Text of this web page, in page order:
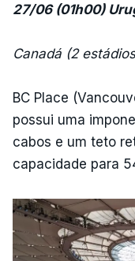
27/06 (01h00)
Canadá (2
BC Place
possui uma
cabos e um teto
capacidade para